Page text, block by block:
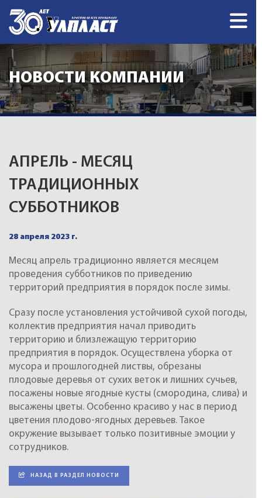
НОВОСТИ КОМПАНИИ
АПРЕЛЬ - МЕСЯЦ
ТРАДИЦИОННЫХ
СУББОТНИКОВ
28 апреля 2023 г.
Месяц апрель традиционно является месяцем
проведения субботников по приведению
территорий предприятия в порядок после зимы.
Сразу после установления устойчивой сухой погоды,
коллектив предприятия начал приводить
территорию и близлежащую территорию
предприятия в порядок. Осуществлена уборка от
мусора и прошлогодней листвы, обрезаны
плодовые деревья от сухих веток и лишних сучьев,
посажены новые ягодные кусты (смородина, слива) и
высажены цветы. Особенно красиво у нас в период
цветения плодово-ягодных деревьев. Такое
окружение вызывает только позитивные эмоции у
сотрудников.
НАЗАД В РАЗДЕЛ НОВОСТИ